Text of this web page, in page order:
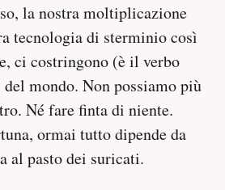
la nostra moltiplicazione
tecnologia di sterminio così
ci costringono (è il verbo
mondo. Non possiamo più
Né fare finta di niente.
ormai tutto dipende da
al pasto dei suricati.